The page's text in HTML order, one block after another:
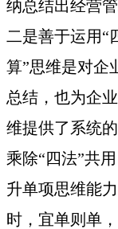
纳总结出经营
二是善于运用“
算”思维是对企
总结，也为企
维提供了系统
乘除“四法”共
升单项思维能
时，宜单则单